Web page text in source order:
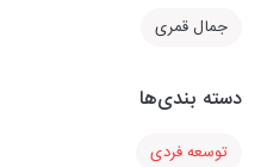
جمال قمری
دسته بندی‌ها
توسعه فردی